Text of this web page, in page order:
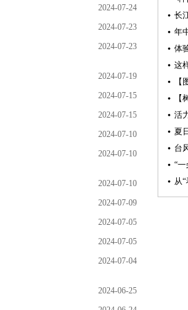
2024-07-24
2024-07-23
2024-07-23
2024-07-19
2024-07-15
2024-07-15
2024-07-10
2024-07-10
2024-07-10
2024-07-09
2024-07-05
2024-07-05
2024-07-04
2024-06-25
长
体
这
活
夏
台
“